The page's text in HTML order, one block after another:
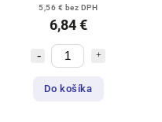
5,56 € bez DPH
6,84 €
Do košíka